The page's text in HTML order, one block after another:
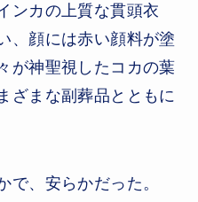
ンカの上質な貫頭衣
、顔には赤い顔料が塗
が神聖視したコカの葉
ざまな副葬品とともに
で、安らかだった。